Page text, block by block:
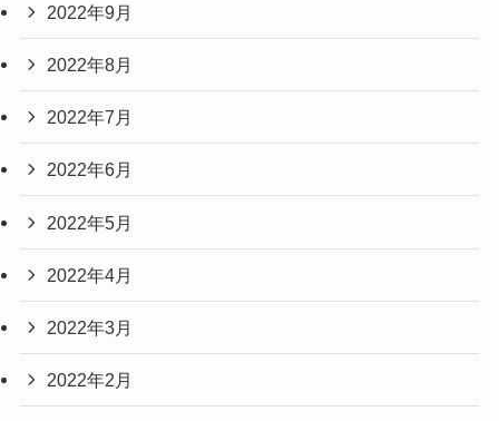
2022年9月
2022年8月
2022年7月
2022年6月
2022年5月
2022年4月
2022年3月
2022年2月